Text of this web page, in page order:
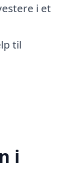
i et
til
i